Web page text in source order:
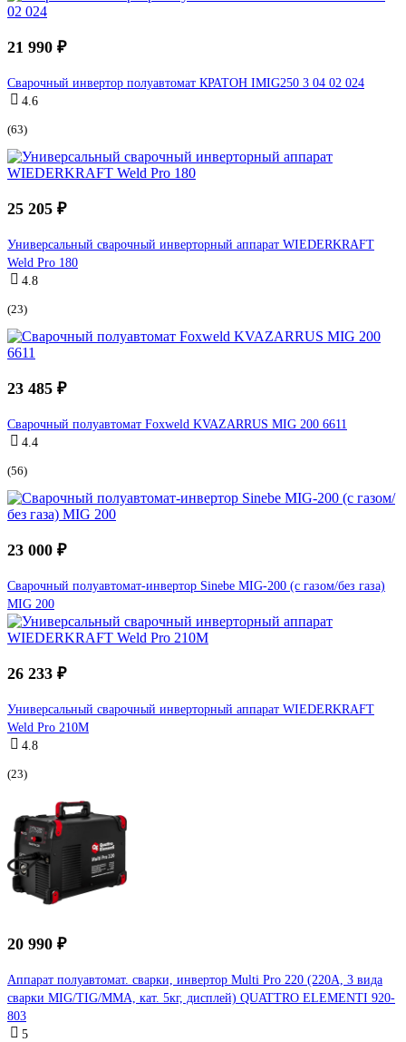
21 990 ₽
Сварочный инвертор полуавтомат КРАТОН IMIG250 3 04 02 024
4.6
(63)
25 205 ₽
Универсальный сварочный инверторный аппарат WIEDERKRAFT
Weld Pro 180
4.8
(23)
23 485 ₽
Сварочный полуавтомат Foxweld KVAZARRUS MIG 200 6611
4.4
(56)
23 000 ₽
Сварочный полуавтомат-инвертор Sinebe MIG-200 (с газом/без газа)
MIG 200
26 233 ₽
Универсальный сварочный инверторный аппарат WIEDERKRAFT
Weld Pro 210M
4.8
(23)
20 990 ₽
Аппарат полуавтомат. сварки, инвертор Multi Pro 220 (220A, 3 вида
сварки MIG/TIG/MMA, кат. 5кг, дисплей) QUATTRO ELEMENTI 920-
803
5